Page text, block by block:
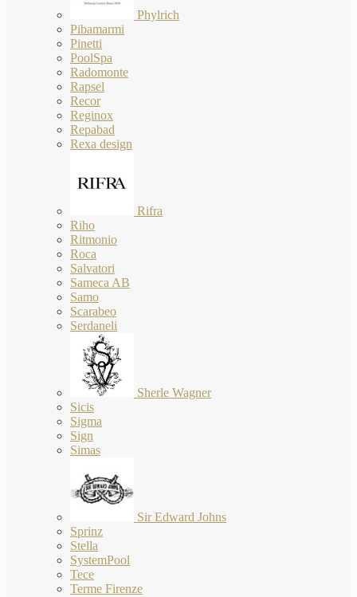
Phylrich
Pibamarmi
Pinetti
PoolSpa
Radomonte
Rapsel
Recor
Reginox
Repabad
Rexa design
Rifra
Riho
Ritmonio
Roca
Salvatori
Sameca AB
Samo
Scarabeo
Serdaneli
Sherle Wagner
Sicis
Sigma
Sign
Simas
Sir Edward Johns
Sprinz
Stella
SystemPool
Tece
Terme Firenze